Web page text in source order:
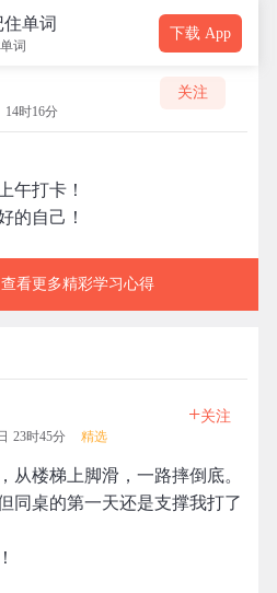
单词
词
下载 App
14时16分
关注
午打卡！
的自己！
看更多精彩学习心得
23时45分 精选
+关注
从楼梯上脚滑，一路摔倒底。
同桌的第一天还是支撑我打了